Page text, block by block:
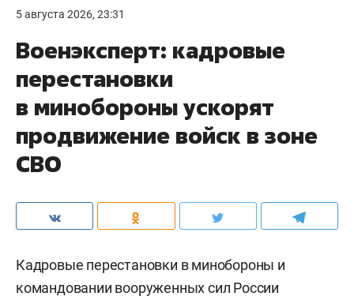
5 августа 2026, 23:31
Военэксперт: кадровые
перестановки
в минобороны ускорят
продвижение войск в зоне
СВО
Кадровые перестановки в минобороны и
командовании вооруженных сил России